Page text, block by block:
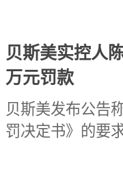
贝斯美实控人
万元罚款
贝斯美发布公告
罚决定书》的要